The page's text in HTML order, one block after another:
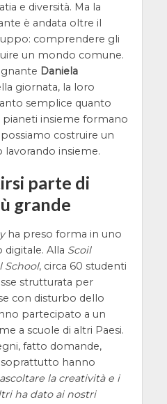
e diversità. Ma la
è andata oltre il
comprendere gli
un mondo comune.
Daniela
giornata, la loro
semplice quanto
insieme formano
possiamo costruire un
insieme.
parte di
grande
ha preso forma in uno
digitale. Alla Scoil
School, circa 60 studenti
strutturata per
con disturbo dello
partecipato a un
a scuole di altri Paesi.
fatto domande,
hanno
la creatività e i
ha dato ai nostri